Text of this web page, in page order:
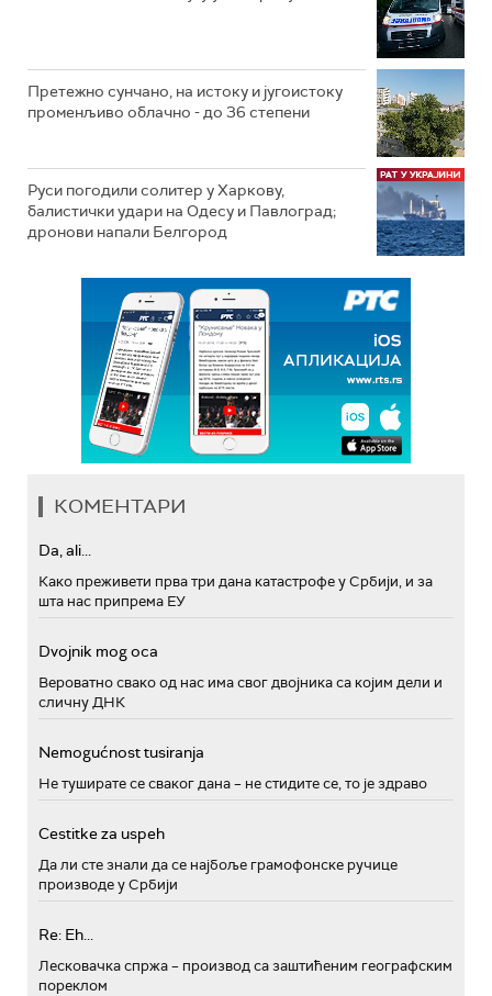
Претежно сунчано, на истоку и југоистоку
променљиво облачно - до 36 степени
Руси погодили солитер у Харкову,
балистички удари на Одесу и Павлоград;
дронови напали Белгород
КОМЕНТАРИ
Da, ali...
Како преживети прва три дана катастрофе у Србији, и за
шта нас припрема ЕУ
Dvojnik mog oca
Вероватно свако од нас има свог двојника са којим дели и
сличну ДНК
Nemogućnost tusiranja
Не туширате се сваког дана – не стидите се, то је здраво
Cestitke za uspeh
Да ли сте знали да се најбоље грамофонске ручице
производе у Србији
Re: Eh...
Лесковачка спржа – производ са заштићеним географским
пореклом